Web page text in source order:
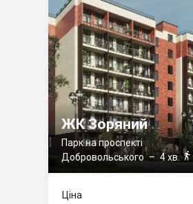
ЖК Зоряний
Парк на проспекті
Добровольського – 4 хв.
Ціна